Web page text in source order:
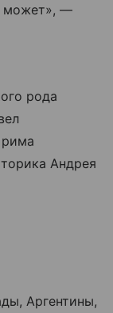
может», —
рода
Андрея
Аргентины,